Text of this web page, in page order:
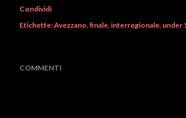
Condividi
Etichette:Avezzano finale interregionale under
COMMENTI